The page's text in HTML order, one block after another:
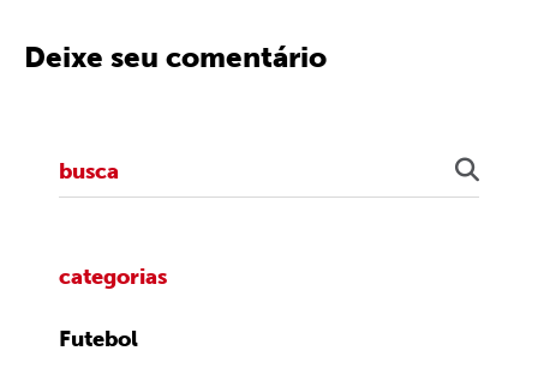
Deixe seu comentário
categorias
Futebol